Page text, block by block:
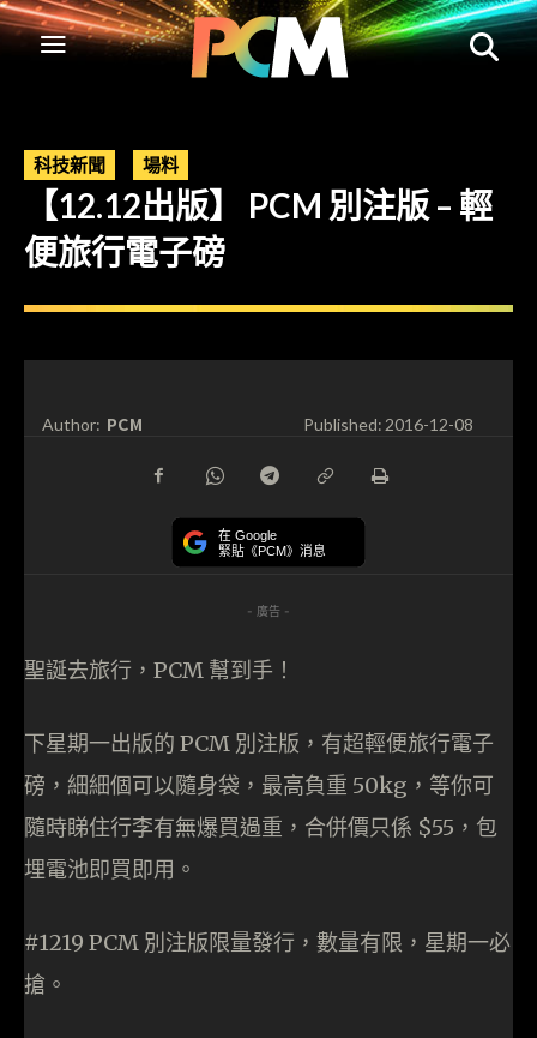
科技新聞 場料
【12.12出版】 PCM 別注版 – 輕
便旅行電子磅
Author: PCM Published:2016-12-08
在 Google
緊貼《PCM》消息
- 廣告 -
聖誕去旅行，PCM 幫到手！
下星期一出版的 PCM 別注版，有超輕便旅行電子
磅，細細個可以隨身袋，最高負重 50kg，等你可
隨時睇住行李有無爆買過重，合併價只係 $55，包
埋電池即買即用。
#1219 PCM 別注版限量發行，數量有限，星期一必
搶。